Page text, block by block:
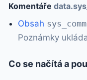
Komentáře
Obsah
Poznámky
Co se načítá a